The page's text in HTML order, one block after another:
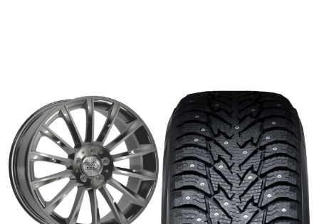
Hjulpakker
Felger
Lastebil
Buss